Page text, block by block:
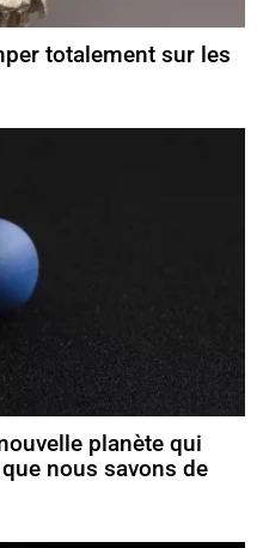
totalement sur les
planète qui
nous savons de